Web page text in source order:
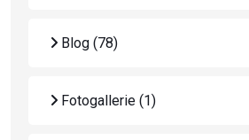
Blog (78)
Fotogallerie (1)